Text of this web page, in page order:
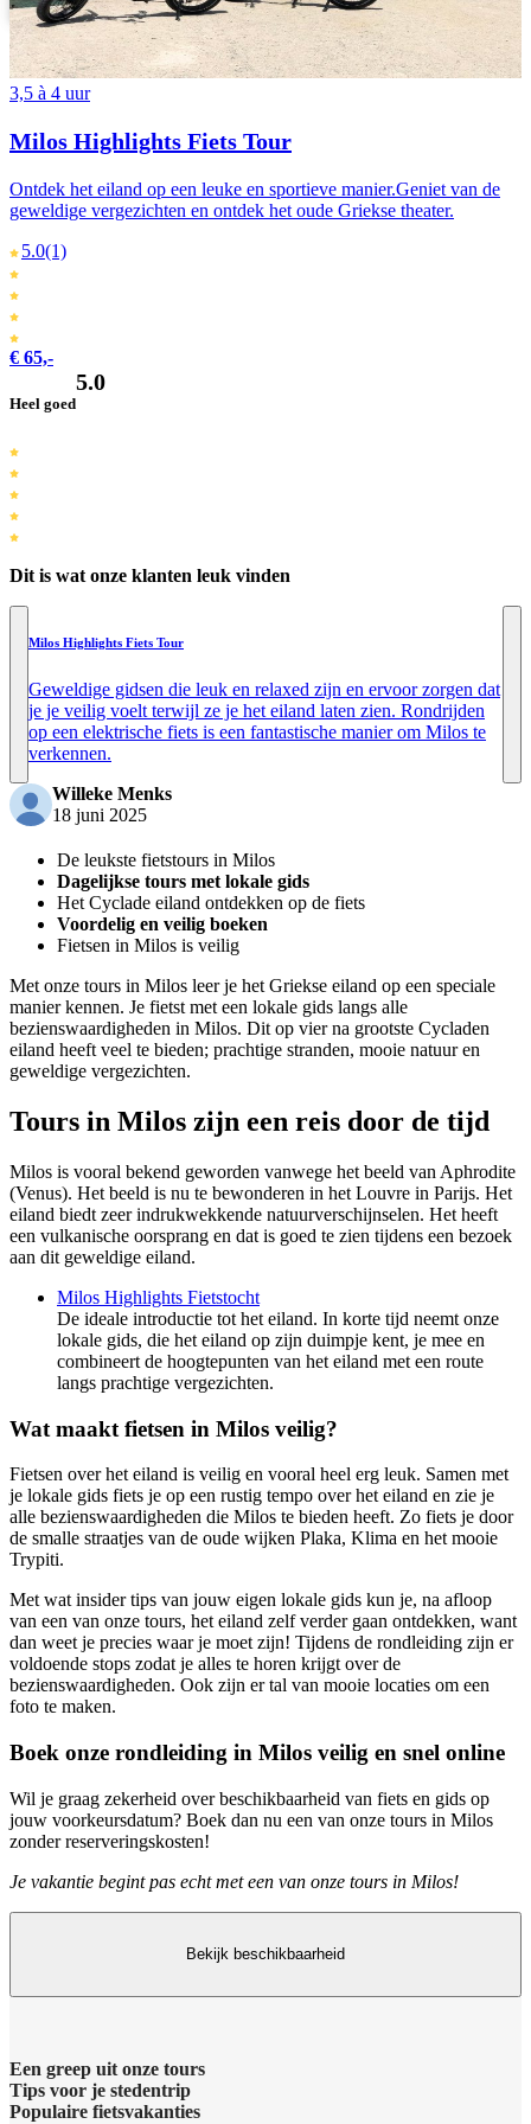
Português
3,5 à 4 uur
Milos Highlights Fiets Tour
Ontdek het eiland op een leuke en sportieve manier.Geniet van de
geweldige vergezichten en ontdek het oude Griekse theater.
5.0(1)
€ 65,-
Heel goed
5.0
Dit is wat onze klanten leuk vinden
Milos Highlights Fiets Tour
Geweldige gidsen die leuk en relaxed zijn en ervoor zorgen dat
je je veilig voelt terwijl ze je het eiland laten zien. Rondrijden
op een elektrische fiets is een fantastische manier om Milos te
verkennen.
Willeke Menks
18 juni 2025
De leukste fietstours in Milos
Dagelijkse tours met lokale gids
Het Cyclade eiland ontdekken op de fiets
Voordelig en veilig boeken
Fietsen in Milos is veilig
Met onze tours in Milos leer je het Griekse eiland op een speciale
manier kennen. Je fietst met een lokale gids langs alle
bezienswaardigheden in Milos. Dit op vier na grootste Cycladen
eiland heeft veel te bieden; prachtige stranden, mooie natuur en
geweldige vergezichten.
Tours in Milos zijn een reis door de tijd
Milos is vooral bekend geworden vanwege het beeld van Aphrodite
(Venus). Het beeld is nu te bewonderen in het Louvre in Parijs. Het
eiland biedt zeer indrukwekkende natuurverschijnselen. Het heeft
een vulkanische oorsprang en dat is goed te zien tijdens een bezoek
aan dit geweldige eiland.
Milos Highlights Fietstocht
De ideale introductie tot het eiland. In korte tijd neemt onze
lokale gids, die het eiland op zijn duimpje kent, je mee en
combineert de hoogtepunten van het eiland met een route
langs prachtige vergezichten.
Wat maakt fietsen in Milos veilig?
Fietsen over het eiland is veilig en vooral heel erg leuk. Samen met
je lokale gids fiets je op een rustig tempo over het eiland en zie je
alle bezienswaardigheden die Milos te bieden heeft. Zo fiets je door
de smalle straatjes van de oude wijken Plaka, Klima en het mooie
Trypiti.
Met wat insider tips van jouw eigen lokale gids kun je, na afloop
van een van onze tours, het eiland zelf verder gaan ontdekken, want
dan weet je precies waar je moet zijn! Tijdens de rondleiding zijn er
voldoende stops zodat je alles te horen krijgt over de
bezienswaardigheden. Ook zijn er tal van mooie locaties om een
foto te maken.
Boek onze rondleiding in Milos veilig en snel online
Wil je graag zekerheid over beschikbaarheid van fiets en gids op
jouw voorkeursdatum? Boek dan nu een van onze tours in Milos
zonder reserveringskosten!
Je vakantie begint pas echt met een van onze tours in Milos!
Bekijk beschikbaarheid
Een greep uit onze tours
Barcelona Panorama tour
Tips voor je stedentrip
Populaire fietsvakanties